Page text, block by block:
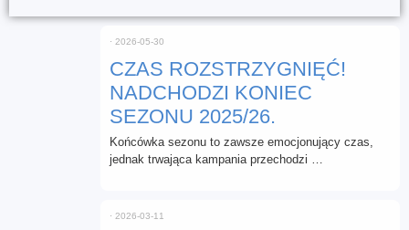
CZAS ROZSTRZYGNIĘĆ!
NADCHODZI KONIEC
SEZONU 2025/26.
⋅ 2026-05-30
Końcówka sezonu to zawsze emocjonujący czas,
jednak trwająca kampania przechodzi …
⋅ 2026-03-11